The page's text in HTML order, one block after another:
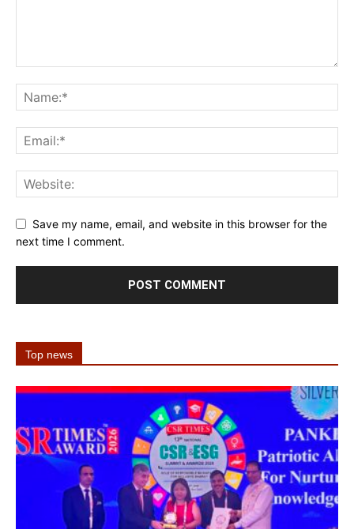
Save my name, email, and website in this browser for the
next time I comment.
Top news